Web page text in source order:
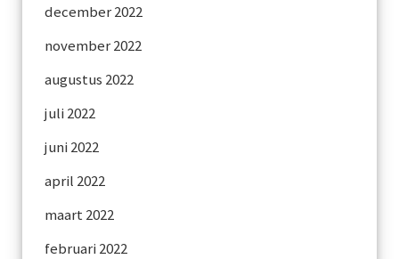
december 2022
november 2022
augustus 2022
juli 2022
juni 2022
april 2022
maart 2022
februari 2022